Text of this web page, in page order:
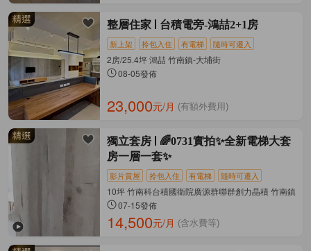
整層住家 台積電旁-鴻喆2+1房
新上架 拎包入住 有電梯 隨時可遷入
2房/25.4坪 鴻喆 竹南鎮-大埔街
08-05發佈
23,000元/月 (有額外費用)
獨立套房
🌈0731實拍✨全新電梯大套
房一層一套✨
影片賞屋 拎包入住 有電梯 隨時可遷入
10坪 竹南科台積國衛院廣源群聯群創力晶積 竹南鎮-科
07-15發佈
14,500元/月 (含水費等)